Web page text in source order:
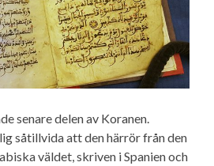
senare delen av Koranen.
såtillvida att den härrör från den
väldet, skriven i Spanien och